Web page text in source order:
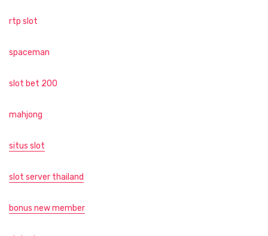
rtp slot
spaceman
slot bet 200
mahjong
situs slot
slot server thailand
bonus new member